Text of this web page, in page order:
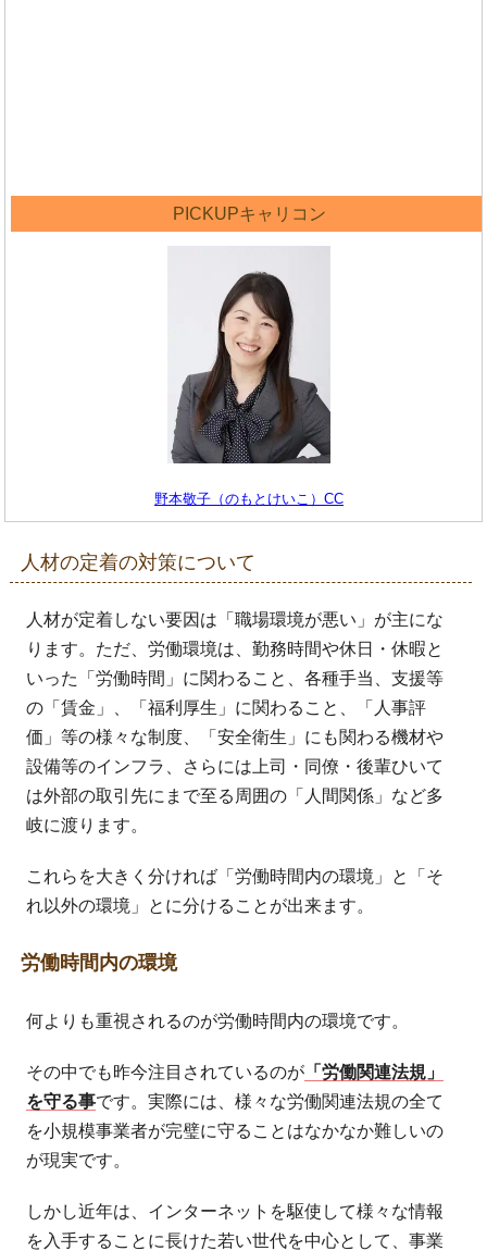
PICKUPキャリコン
野本敬子（のもとけいこ）CC
人材の定着の対策について
人材が定着しない要因は「職場環境が悪い」が主にな
ります。ただ、労働環境は、勤務時間や休日・休暇と
いった「労働時間」に関わること、各種手当、支援等
の「賃金」、「福利厚生」に関わること、「人事評
価」等の様々な制度、「安全衛生」にも関わる機材や
設備等のインフラ、さらには上司・同僚・後輩ひいて
は外部の取引先にまで至る周囲の「人間関係」など多
岐に渡ります。
これらを大きく分ければ「労働時間内の環境」と「そ
れ以外の環境」とに分けることが出来ます。
労働時間内の環境
何よりも重視されるのが労働時間内の環境です。
その中でも昨今注目されているのが 「労働関連法規」
を守る事です。実際には、様々な労働関連法規の全て
を小規模事業者が完璧に守ることはなかなか難しいの
が現実です。
しかし近年は、インターネットを駆使して様々な情報
を入手することに長けた若い世代を中心として、事業